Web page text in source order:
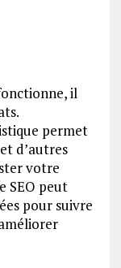
il
permet
d’autres
votre
SEO peut
pour suivre